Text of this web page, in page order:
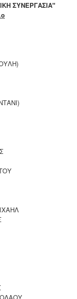
ΣΥΝΕΡΓΑΣΙΑ"